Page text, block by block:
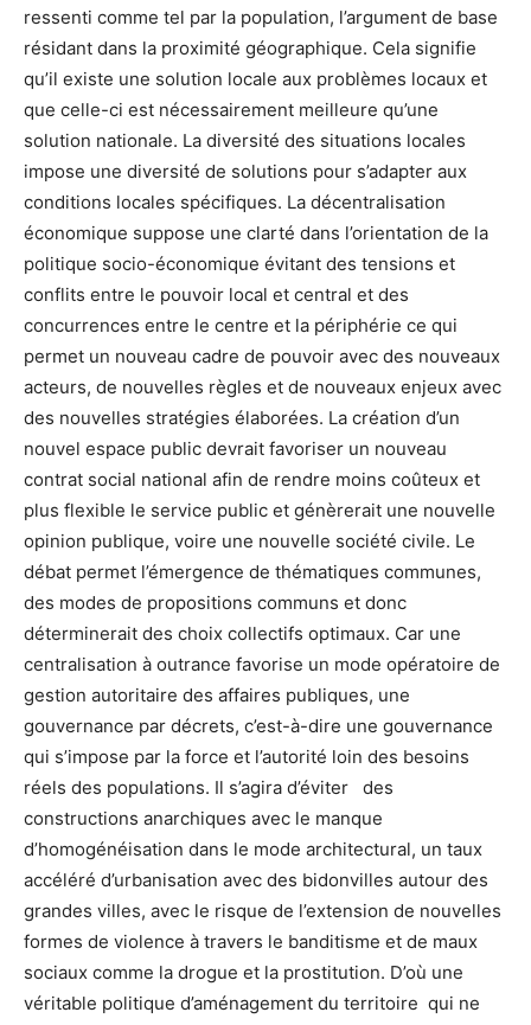
ressenti comme tel par la population, l’argument de base
résidant dans la proximité géographique. Cela signifie
qu’il existe une solution locale aux problèmes locaux et
que celle-ci est nécessairement meilleure qu’une
solution nationale. La diversité des situations locales
impose une diversité de solutions pour s’adapter aux
conditions locales spécifiques. La décentralisation
économique suppose une clarté dans l’orientation de la
politique socio-économique évitant des tensions et
conflits entre le pouvoir local et central et des
concurrences entre le centre et la périphérie ce qui
permet un nouveau cadre de pouvoir avec des nouveaux
acteurs, de nouvelles règles et de nouveaux enjeux avec
des nouvelles stratégies élaborées. La création d’un
nouvel espace public devrait favoriser un nouveau
contrat social national afin de rendre moins coûteux et
plus flexible le service public et génèrerait une nouvelle
opinion publique, voire une nouvelle société civile. Le
débat permet l’émergence de thématiques communes,
des modes de propositions communs et donc
déterminerait des choix collectifs optimaux. Car une
centralisation à outrance favorise un mode opératoire de
gestion autoritaire des affaires publiques, une
gouvernance par décrets, c’est-à-dire une gouvernance
qui s’impose par la force et l’autorité loin des besoins
réels des populations. Il s’agira d’éviter des
constructions anarchiques avec le manque
d’homogénéisation dans le mode architectural, un taux
accéléré d’urbanisation avec des bidonvilles autour des
grandes villes, avec le risque de l’extension de nouvelles
formes de violence à travers le banditisme et de maux
sociaux comme la drogue et la prostitution. D’où une
véritable politique d’aménagement du territoire qui ne